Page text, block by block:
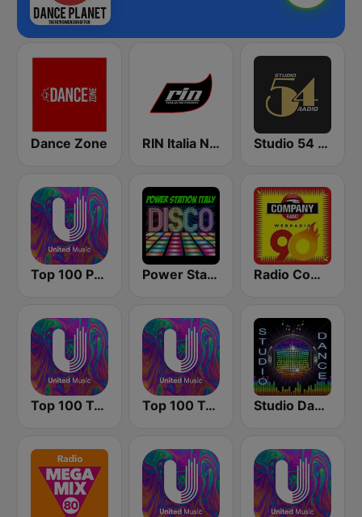
Dance Zone RIN Italia Network Studio 54 Radio
Top 100 Progressive House - United Music Power Station Italy Radio Company 90
Top 100 Techno - United Music Top 100 Tech House - United Music Studio Dance